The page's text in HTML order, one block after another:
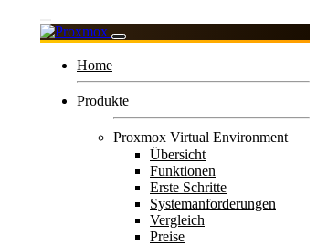
Home
Produkte
Proxmox Virtual Environment
Übersicht
Funktionen
Erste Schritte
Systemanforderungen
Vergleich
Preise